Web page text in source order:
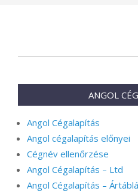
ANGOL
Angol Cégalapítás
Angol cégalapítás előnyei
Cégnév ellenőrzése
Angol Cégalapítás – Ltd
Angol Cégalapítás –